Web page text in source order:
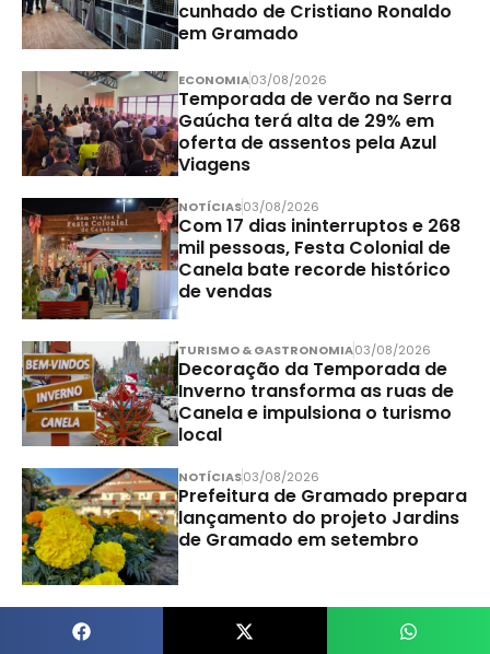
cunhado de Cristiano Ronaldo
em Gramado
ECONOMIA03/08/2026
Temporada de verão na Serra
Gaúcha terá alta de 29% em
oferta de assentos pela Azul
Viagens
NOTÍCIAS03/08/2026
Com 17 dias ininterruptos e 268
mil pessoas, Festa Colonial de
Canela bate recorde histórico
de vendas
TURISMO & GASTRONOMIA03/08/2026
Decoração da Temporada de
Inverno transforma as ruas de
Canela e impulsiona o turismo
local
NOTÍCIAS03/08/2026
Prefeitura de Gramado prepara
lançamento do projeto Jardins
de Gramado em setembro